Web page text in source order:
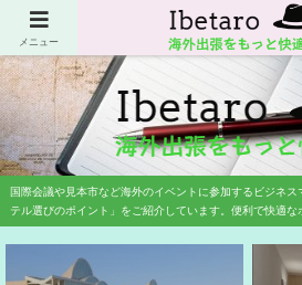
業務渡航専門の旅行会社に20年勤務歴した旅行
展示会、見本市などのイベント参加者にお勧め
国際会議や見本市など海外のイベントに参加するビジネ
テル選びのポイント」をご紹介しています。便利で快適な
メニュー